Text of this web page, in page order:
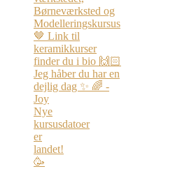
Nye
kursusdatoer
er
landet!
🥳